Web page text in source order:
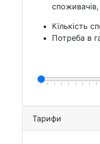
споживачів,
Кількість
Потреба в
Тарифи